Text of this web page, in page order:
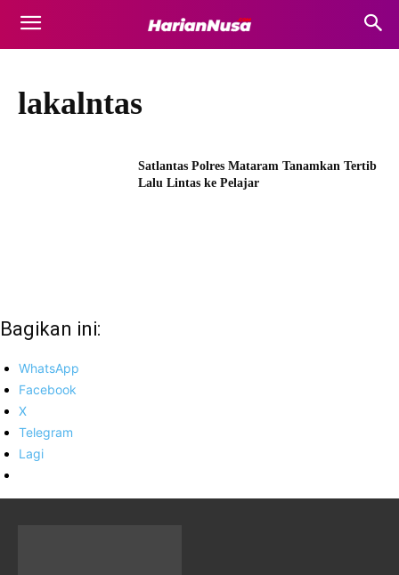
lakalntas
Satlantas Polres Mataram Tanamkan Tertib
Lalu Lintas ke Pelajar
Bagikan ini:
WhatsApp
Facebook
X
Telegram
Lagi